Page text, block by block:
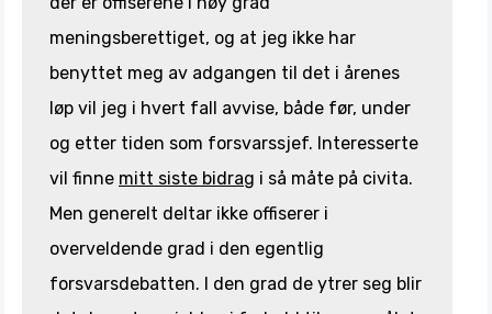
meningsberettiget, og at jeg ikke har
benyttet meg av adgangen til det i årenes
løp vil jeg i hvert fall avvise, både før, under
og etter tiden som forsvarssjef. Interesserte
vil finne mitt siste bidrag i så måte på civita.
Men generelt deltar ikke offiserer i
overveldende grad i den egentlig
forsvarsdebatten. I den grad de ytrer seg blir